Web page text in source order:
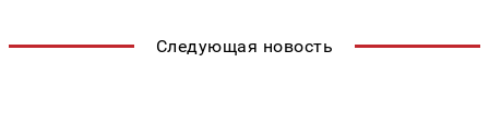
Следующая новость